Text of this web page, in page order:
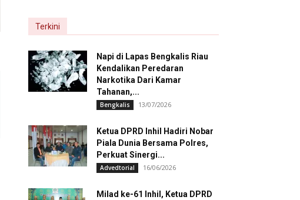
Terkini
Napi di Lapas Bengkalis Riau
Kendalikan Peredaran
Narkotika Dari Kamar
Tahanan,...
Bengkalis 13/07/2026
Ketua DPRD Inhil Hadiri Nobar
Piala Dunia Bersama Polres,
Perkuat Sinergi...
Advedtorial 16/06/2026
Milad ke-61 Inhil, Ketua DPRD